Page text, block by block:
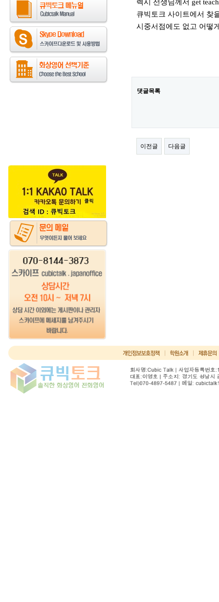
렉시 선생님께서 get
큐빅토크 사이트에서 찾
시중서점에도 없고 어떻
댓글목록
이전글 다음글